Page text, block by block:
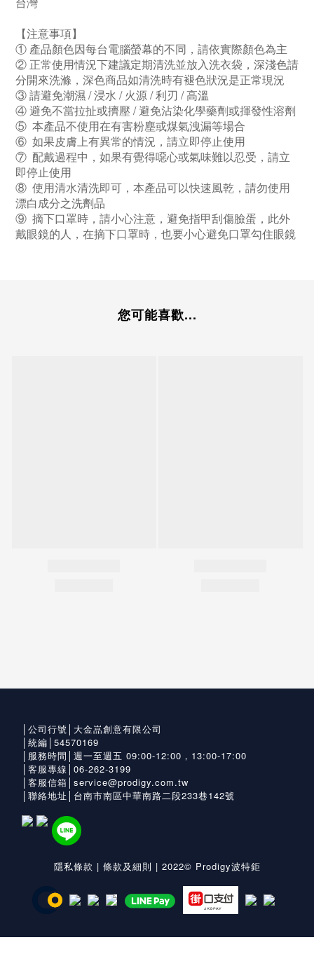
【注意事項】
① 產品顏色因每台電腦螢幕的不同，請依實際顏色為主
② 正常使用情況下建議定期清洗並放入洗衣袋，深淺色請
分開來洗滌，深色商品如清洗時有褪色狀況是正常現況
③ 請避免潮濕 / 浸水 / 火源 / 利刃 / 高溫
④ 避免不當拉扯或擠壓 / 避免沾染化學藥劑或揮發性溶劑
⑤ 本產品不使用在有害粉塵或煤氣洩漏等場合
⑥ 如果皮膚上有異常的情況，請立即停止使用
⑦ 配戴過程中，如果有覺得噁心或氣味難以忍受，請立
即停止使用
⑧ 使用清水清洗即可，本產品可以快速風乾，請勿使用
漂白成分之洗劑品
⑨ 摘下口罩時，請小心注意，避免指甲刮傷臉蛋，此外
戴眼鏡的人，在摘下口罩時，也要小心避免口罩勾住眼鏡
您可能喜歡...
│公司行號│大金嵓創意有限公司
│統編│54570169
│服務時間│週一至週五 09:00-12:00，13:00-17:00
│客服專線│06-262-3199
│客服信箱│service@prodigy.com.tw
│聯絡地址│台南市南區中華南路二段233巷142號
隱私條款 | 條款及細則 | 2022© Prodigy波特鉅